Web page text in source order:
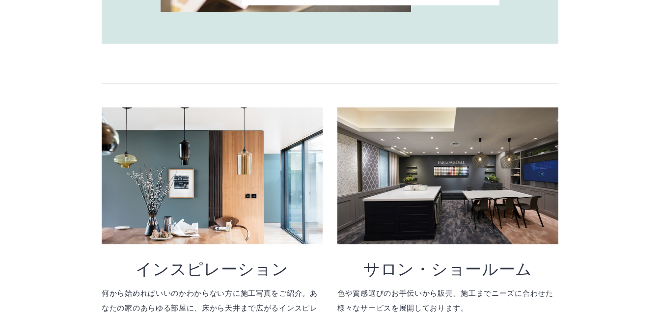
インスピレーション
何から始めればいいのかわからない方に施工写真をご紹介。あ
なたの家のあらゆる部屋に、床から天井まで広がるインスピレ
サロン・ショールーム
色や質感選びのお手伝いから販売、施工までニーズに合わせた
様々なサービスを展開しております。